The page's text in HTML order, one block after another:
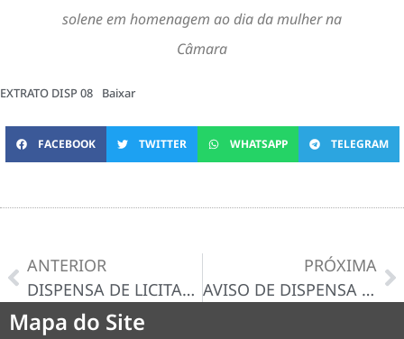
solene em homenagem ao dia da mulher na
Câmara
EXTRATO DISP 08 Baixar
FACEBOOK TWITTER WHATSAPP TELEGRAM
ANTERIOR
DISPENSA DE LICITAÇÃO Nº 011/2025-D – CERTIDÃO/DECISÃO
PRÓXIMA
AVISO DE DISPENSA N° 012/2025-D
Mapa do Site